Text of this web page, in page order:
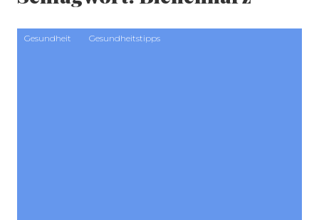
Gesundheit Gesundheitstipps